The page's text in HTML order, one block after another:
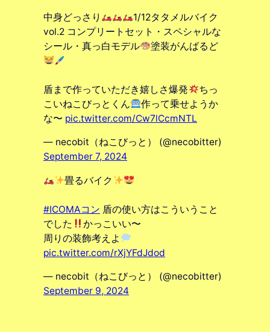
中身どっさり
1/12タタメルバイク
vol.2 コンプリートセット・スペシャルな
シール・真っ白モデル
塗装がんばるど
盾まで作っていただき嬉しさ爆発
ちっ
こいねこびっとくん
作って乗せようか
な〜 pic.twitter.com/Cw7lCcmNTL
— necobit（ねこびっと） (@necobitter)
September 7, 2024
畳るバイク
#ICOMAコン 盾の使い方はこういうこと
でした
かっこいい〜
周りの装飾考えよ
pic.twitter.com/rXjYFdJdod
— necobit（ねこびっと） (@necobitter)
September 9, 2024